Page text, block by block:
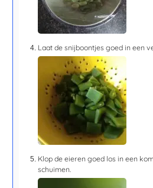
Laat de snijboontjes goed in een
Klop de eieren goed los in een
schuimen.